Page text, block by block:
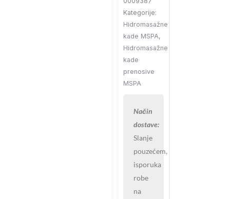
1.80
x
Kategorije:
Hidromasažne
kade MSPA,
Hidromasažne
kade
prenosive
MSPA
Način
dostave:
Slanje
pouzećem,
isporuka
robe
na